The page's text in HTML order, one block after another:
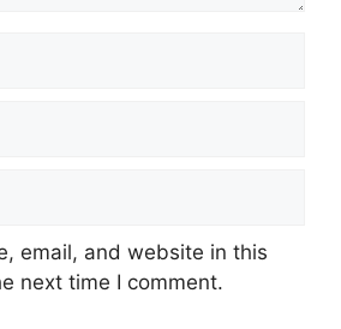
email, and website in this
next time I comment.